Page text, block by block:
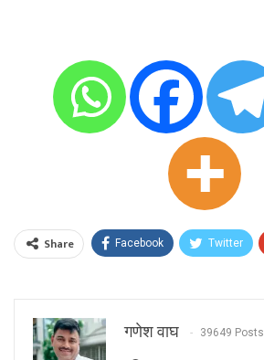
Share Facebook Twitter
गणेश वाघ 39649 Posts